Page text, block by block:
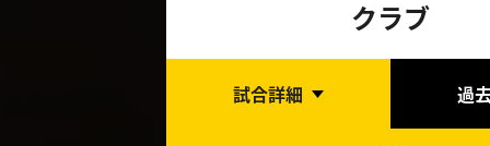
クラブ
試合詳細 過